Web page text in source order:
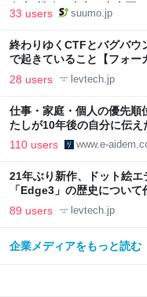
向上”戦略 東京・中央区
33 users suumo.jp
終わりゆくCTFとバグバ
で起きていること【フォ
28 users levtech.jp
仕事・家庭・個人の優先順
たしが10年後の自分に伝
110 users www.e-
21年ぶり新作、ドット絵エ
「Edge3」の歴史につい
LAB
89 users levtech.jp
企業メディアをもっと読む